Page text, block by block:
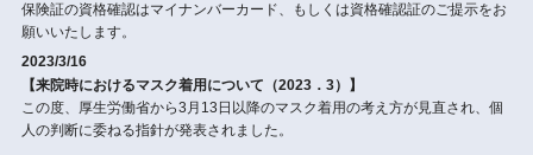
保険証の資格確認はマイナンバーカード、もしくは資格確認証のご提示をお
願いいたします。
2023/3/16
【来院時におけるマスク着用について（2023．3）】
この度、厚生労働省から3月13日以降のマスク着用の考え方が見直され、個
人の判断に委ねる指針が発表されました。